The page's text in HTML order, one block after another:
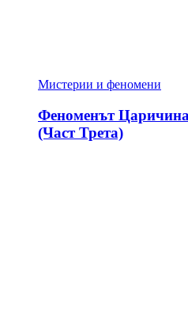
Мистерии и феномени
Феноменът
(Част Трета)